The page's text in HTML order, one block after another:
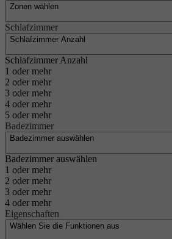
Zonen wählen
Schlafzimmer
Schlafzimmer Anzahl
Schlafzimmer Anzahl
1 oder mehr
2 oder mehr
3 oder mehr
4 oder mehr
5 oder mehr
Badezimmer
Badezimmer auswählen
Badezimmer auswählen
1 oder mehr
2 oder mehr
3 oder mehr
4 oder mehr
Eigenschaften
Wählen Sie die Funktionen aus